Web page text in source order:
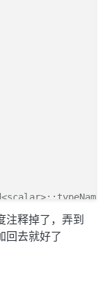
注释掉了，弄到
回去就好了